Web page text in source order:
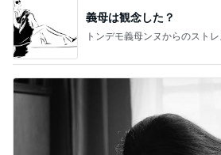
義母は観念した？
トンデモ義母ンヌからのストレ